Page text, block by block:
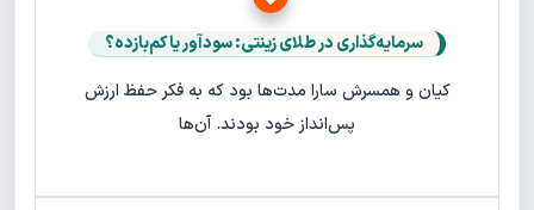
سرمایه‌گذاری در طلای زینتی: سودآور یا کم‌بازده؟
کیان و همسرش سارا مدت‌ها بود که به فکر حفظ ارزش
پس‌انداز خود بودند. آن‌ها